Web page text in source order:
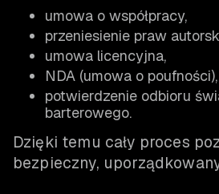
umowa o współpracy,
przeniesienie praw
umowa licencyjna,
NDA (umowa o poufności),
potwierdzenie odbioru
barterowego.
Dzięki temu cały proces
bezpieczny,